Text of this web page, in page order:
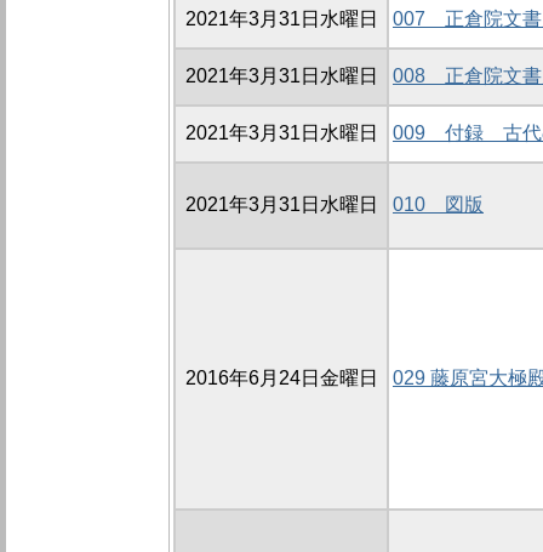
2021年3月31日水曜日 007 正倉院文
2021年3月31日水曜日 008 正倉院文
2021年3月31日水曜日 009 付録 古代
2021年3月31日水曜日 010 図版
2016年6月24日金曜日 029 藤原宮大極